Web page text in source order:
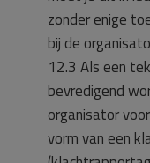
zonder enige
bij de
12.3 Als een
bevredigend
organisator
vorm van een